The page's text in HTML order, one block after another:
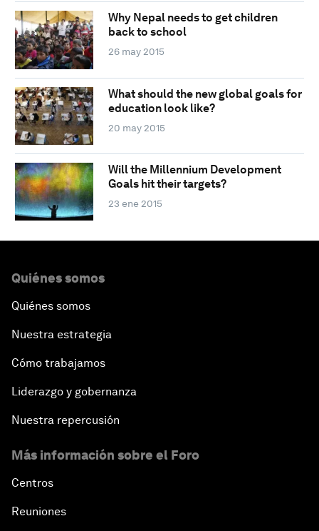
Why Nepal needs to get children
back to school
26 may 2015
What should the new global goals for
education look like?
20 may 2015
Will the Millennium Development
Goals hit their targets?
23 ene 2015
Quiénes somos
Quiénes somos
Nuestra estrategia
Cómo trabajamos
Liderazgo y gobernanza
Nuestra repercusión
Más información sobre el Foro
Centros
Reuniones